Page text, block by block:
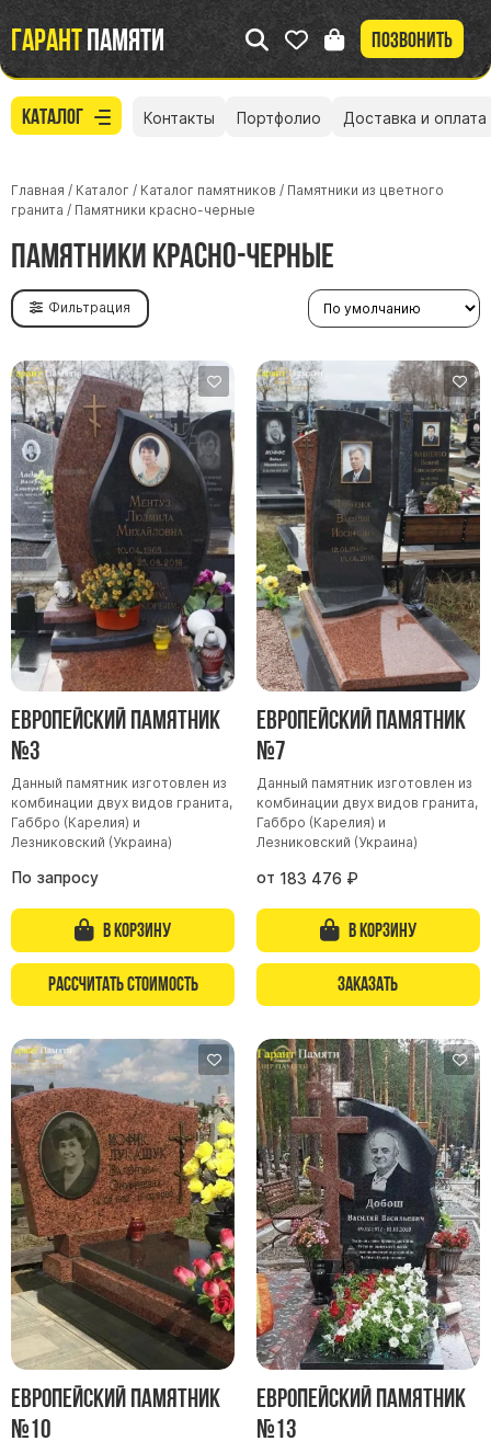
Гарантпамяти Позвонить
Каталог
Участникам СВО
Памятники из гранита
Памятники из мрамора
Элитные памятники
Резные памятники
Мемориальные комплексы
Памятники с полноформатным фото
Склеп
Cкульптуры ангел
Детские памятники
Памятники Мусульманские
Памятники Армянские
Европейские памятники
Памятники "Клипарт"
Семейные памятники ( памятники на двоих )
Памятники в форме креста
Памятники из белого мрамора Коелга
Креативные памятники
Кресты из белого мрамора
Фигурные памятники
Памятники в виде гитары
Памятники комбинированные
Памятники из цветного гранита
Памятники красные
Памятники красно-черные
Памятники коричневые
Памятники серые
Памятники зеленые
Контакты Портфолио Доставка и оплата
Главная / Каталог / Каталог памятников / Памятники из цветного
гранита / Памятники красно-черные
Памятники красно-черные
Фильтрация
Европейский памятник
№3
Данный памятник изготовлен из
комбинации двух видов гранита,
Габбро (Карелия) и
Лезниковский (Украина)
По запросу
В корзину
Рассчитать стоимость
Европейский памятник
№7
Данный памятник изготовлен из
комбинации двух видов гранита,
Габбро (Карелия) и
Лезниковский (Украина)
от 183 476 ₽
В корзину
Заказать
Европейский памятник
№10
Европейский памятник
№13